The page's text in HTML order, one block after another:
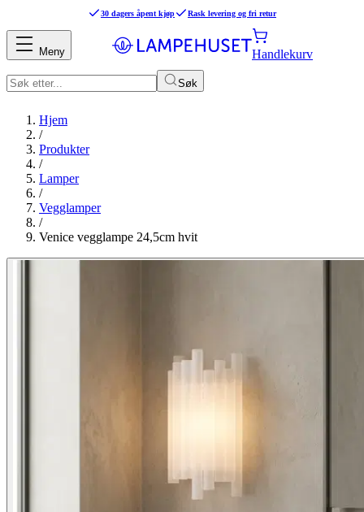
30 dagers åpent kjøp Rask levering og fri retur
Søk
Handlekurv
Meny
Hjem
/
Produkter
/
Lamper
/
Vegglamper
/
Venice vegglampe 24,5cm hvit